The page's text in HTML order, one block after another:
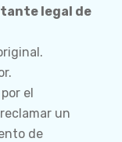
legal de
el
un
de